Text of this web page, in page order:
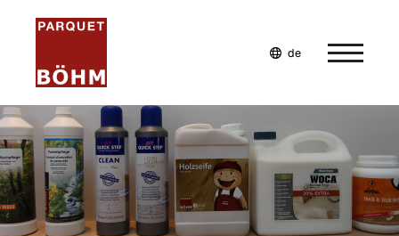
de
Home
Unternehmen
Wohnwelten